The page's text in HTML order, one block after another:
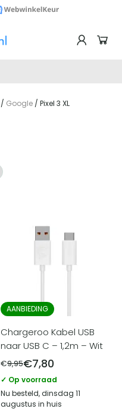
/ Google / Pixel 3 XL
AANBIEDING
Chargeroo Kabel USB
naar USB C – 1,2m – Wit
€9,95€7,80
✓ Op voorraad
Nu besteld, dinsdag 11
augustus in huis